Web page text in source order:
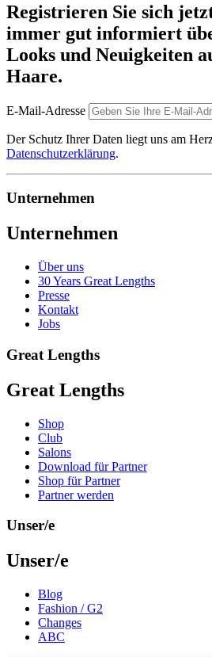
Registrieren Sie sich
immer gut informiert
Looks und Neuigkeiten
Haare.
E-Mail-Adresse
Der Schutz Ihrer Daten liegt uns am
Datenschutzerklärung.
Unternehmen
Unternehmen
Über uns
30 Years Great Lengths
Presse
Kontakt
Jobs
Great Lengths
Great Lengths
Shop
Club
Salons
Download für Partner
Shop für Partner
Partner werden
Unser/e
Unser/e
Blog
Fashion / G2
Changes
ABC